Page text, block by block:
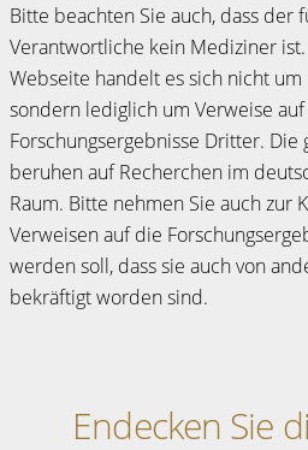
Bitte beachten Sie auch, dass der
Verantwortliche kein Mediziner
Webseite handelt es sich nicht um
sondern lediglich um Verweise
Forschungsergebnisse Dritter. Die
beruhen auf Recherchen im
Raum. Bitte nehmen Sie auch zur
Verweisen auf die
werden soll, dass sie auch von
bekräftigt worden sind.
Endecken Sie